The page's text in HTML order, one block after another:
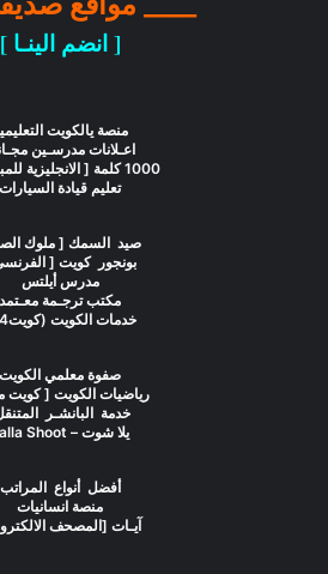
[ انضم الينـا ]
منصة يالكويت
اعـلانات مدرسـين
1000 كلمة [ الانجليزية للمبتدئين ]
تعليم قيادة السيارات
صيد السمك [ ملوك
بونجور كويت [
مدرس أيلتس
مكتب ترجـمة معـتمد
خدمات الكويت (كويت24)
صفوة معلمي الكويت
رياضيات الكويت [ كويت
خدمة البانشـر
يلا شوت – Yalla Shoot
أفضل أنواع المراتب
منصة انسانيات
آيـات [المصحف